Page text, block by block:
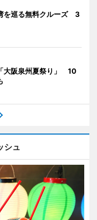
を巡る無料クルーズ 3
大阪泉州夏祭り」 10
シュ